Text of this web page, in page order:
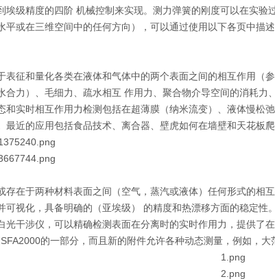
埃级精度的四阶 机械控制来实现。测力弹簧的刚度可以在实
平或在三维空间中的任何方向），可以通过使用以下各页中描述
表征和量化各类在液体和气体中的两个表面之间的相互作用（
合力）、毛细力、疏水相互 作用力、聚合物介导空间的消耗
和实时相互作用力检测包括在超薄膜（纳米流变）、液体慢松
最近的应用包括食品技术、离合器、壁虎如何在墙壁和天花板
存在于两种材料表面之间（空气，蒸汽或液体）任何形式的相
可视化，具备明确的（亚埃级） 的精度和热漂移方面的稳定
光干涉仪，可以精确检测表面在分离时的实时作用力，提供了
SFA2000的一部分，而且新的附件允许各种动态测量，例如，